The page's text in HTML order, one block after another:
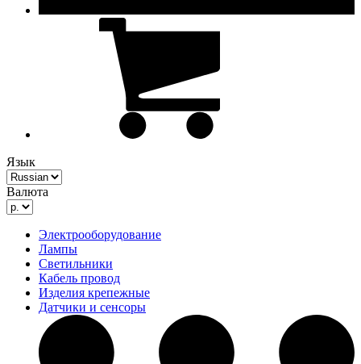
Язык
Валюта
Электрооборудование
Лампы
Светильники
Кабель провод
Изделия крепежные
Датчики и сенсоры